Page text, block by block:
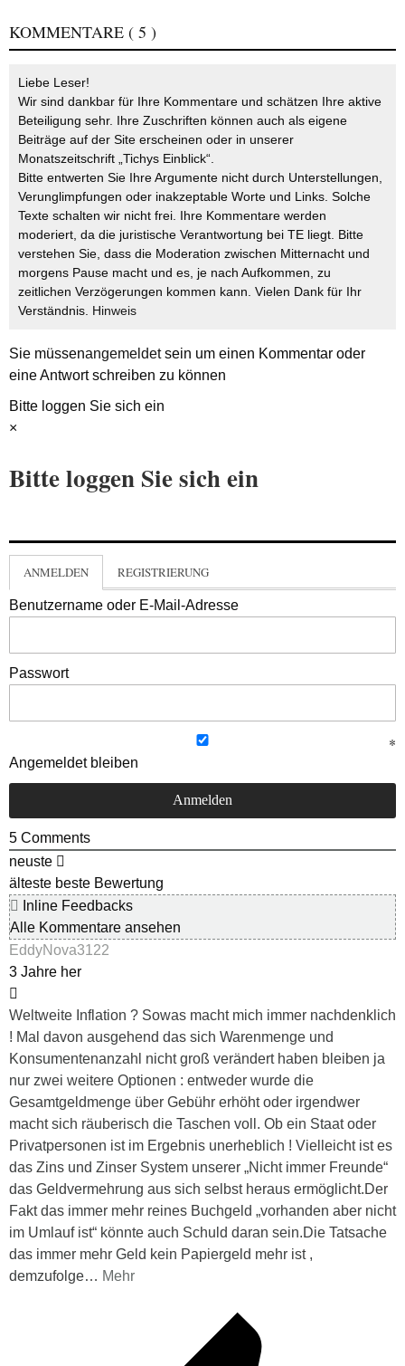
KOMMENTARE ( 5 )
Liebe Leser!
Wir sind dankbar für Ihre Kommentare und schätzen Ihre aktive
Beteiligung sehr. Ihre Zuschriften können auch als eigene
Beiträge auf der Site erscheinen oder in unserer
Monatszeitschrift „Tichys Einblick“.
Bitte entwerten Sie Ihre Argumente nicht durch Unterstellungen,
Verunglimpfungen oder inakzeptable Worte und Links. Solche
Texte schalten wir nicht frei. Ihre Kommentare werden
moderiert, da die juristische Verantwortung bei TE liegt. Bitte
verstehen Sie, dass die Moderation zwischen Mitternacht und
morgens Pause macht und es, je nach Aufkommen, zu
zeitlichen Verzögerungen kommen kann. Vielen Dank für Ihr
Verständnis. Hinweis
Sie müssenangemeldetsein um einen Kommentar oder
eine Antwort schreiben zu können
Bitte loggen Sie sich ein
×
Bitte loggen Sie sich ein
ANMELDEN REGISTRIERUNG
Benutzername oder E-Mail-Adresse
Passwort
Angemeldet bleiben
5 Comments
neuste
älteste beste Bewertung
Inline Feedbacks
Alle Kommentare ansehen
EddyNova3122
3 Jahre her
Weltweite Inflation ? Sowas macht mich immer nachdenklich
! Mal davon ausgehend das sich Warenmenge und
Konsumentenanzahl nicht groß verändert haben bleiben ja
nur zwei weitere Optionen : entweder wurde die
Gesamtgeldmenge über Gebühr erhöht oder irgendwer
macht sich räuberisch die Taschen voll. Ob ein Staat oder
Privatpersonen ist im Ergebnis unerheblich ! Vielleicht ist es
das Zins und Zinser System unserer „Nicht immer Freunde“
das Geldvermehrung aus sich selbst heraus ermöglicht.Der
Fakt das immer mehr reines Buchgeld „vorhanden aber nicht
im Umlauf ist“ könnte auch Schuld daran sein.Die Tatsache
das immer mehr Geld kein Papiergeld mehr ist ,
demzufolge… Mehr